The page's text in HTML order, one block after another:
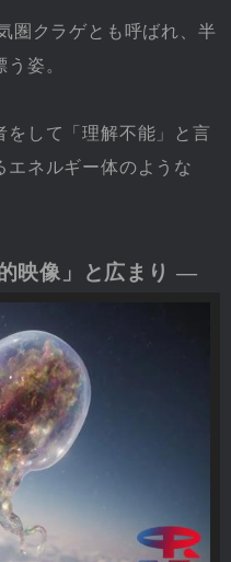
圏クラゲとも呼ばれ、半
姿。
をして「理解不能」と言
エネルギー体のような
映像」と広まり ―